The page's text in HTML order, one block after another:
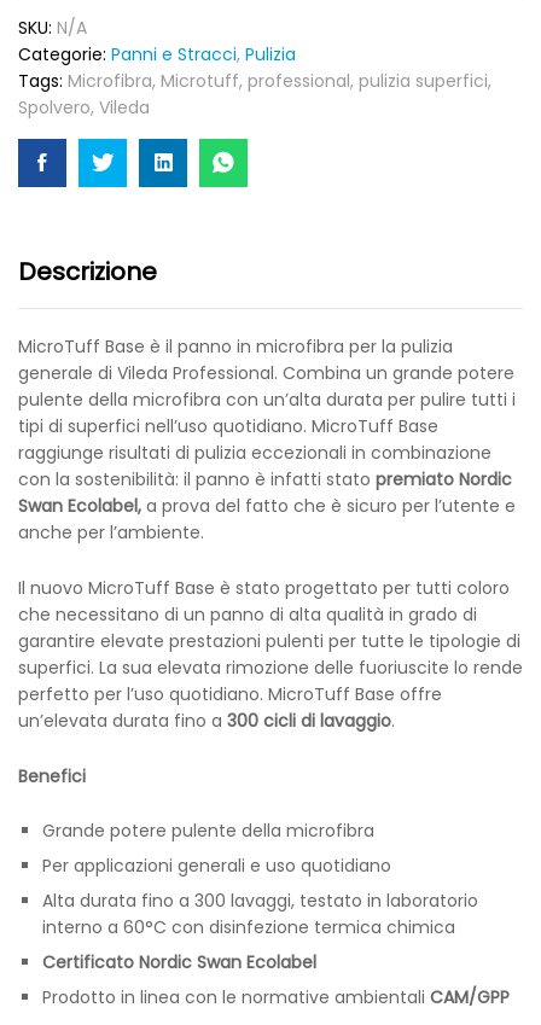
MicroTuff
Base
36x36cm
Multicolor
quantity
SKU: N/A
Categorie: Panni e Stracci, Pulizia
Tags: Microfibra, Microtuff, professional, pulizia superfici,
Spolvero, Vileda
Descrizione
MicroTuff Base è il panno in microfibra per la pulizia
generale di Vileda Professional. Combina un grande potere
pulente della microfibra con un’alta durata per pulire tutti i
tipi di superfici nell’uso quotidiano. MicroTuff Base
raggiunge risultati di pulizia eccezionali in combinazione
con la sostenibilità: il panno è infatti stato premiato Nordic
Swan Ecolabel, a prova del fatto che è sicuro per l’utente e
anche per l’ambiente.
Il nuovo MicroTuff Base è stato progettato per tutti coloro
che necessitano di un panno di alta qualità in grado di
garantire elevate prestazioni pulenti per tutte le tipologie di
superfici. La sua elevata rimozione delle fuoriuscite lo rende
perfetto per l’uso quotidiano. MicroTuff Base offre
un’elevata durata fino a 300 cicli di lavaggio.
Benefici
Grande potere pulente della microfibra
Per applicazioni generali e uso quotidiano
Alta durata fino a 300 lavaggi, testato in laboratorio
interno a 60°C con disinfezione termica chimica
Certificato Nordic Swan Ecolabel
Prodotto in linea con le normative ambientali CAM/GPP